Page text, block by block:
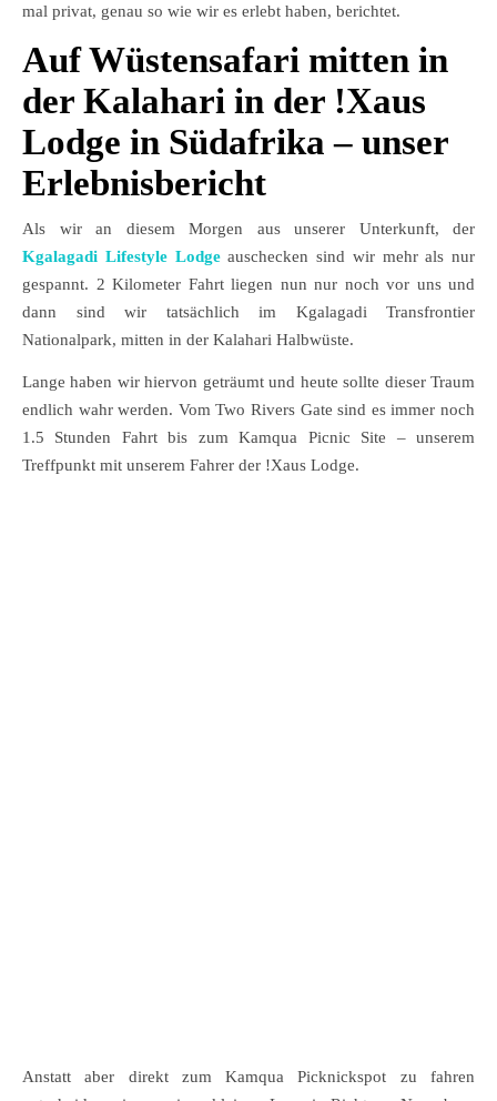
mal privat, genau so wie wir es erlebt haben, berichtet.
Auf Wüstensafari mitten in
der Kalahari in der !Xaus
Lodge in Südafrika – unser
Erlebnisbericht
Als wir an diesem Morgen aus unserer Unterkunft, der
Kgalagadi Lifestyle Lodge auschecken sind wir mehr als nur
gespannt. 2 Kilometer Fahrt liegen nun nur noch vor uns und
dann sind wir tatsächlich im Kgalagadi Transfrontier
Nationalpark, mitten in der Kalahari Halbwüste.
Lange haben wir hiervon geträumt und heute sollte dieser Traum
endlich wahr werden. Vom Two Rivers Gate sind es immer noch
1.5 Stunden Fahrt bis zum Kamqua Picnic Site – unserem
Treffpunkt mit unserem Fahrer der !Xaus Lodge.
Anstatt aber direkt zum Kamqua Picknickspot zu fahren